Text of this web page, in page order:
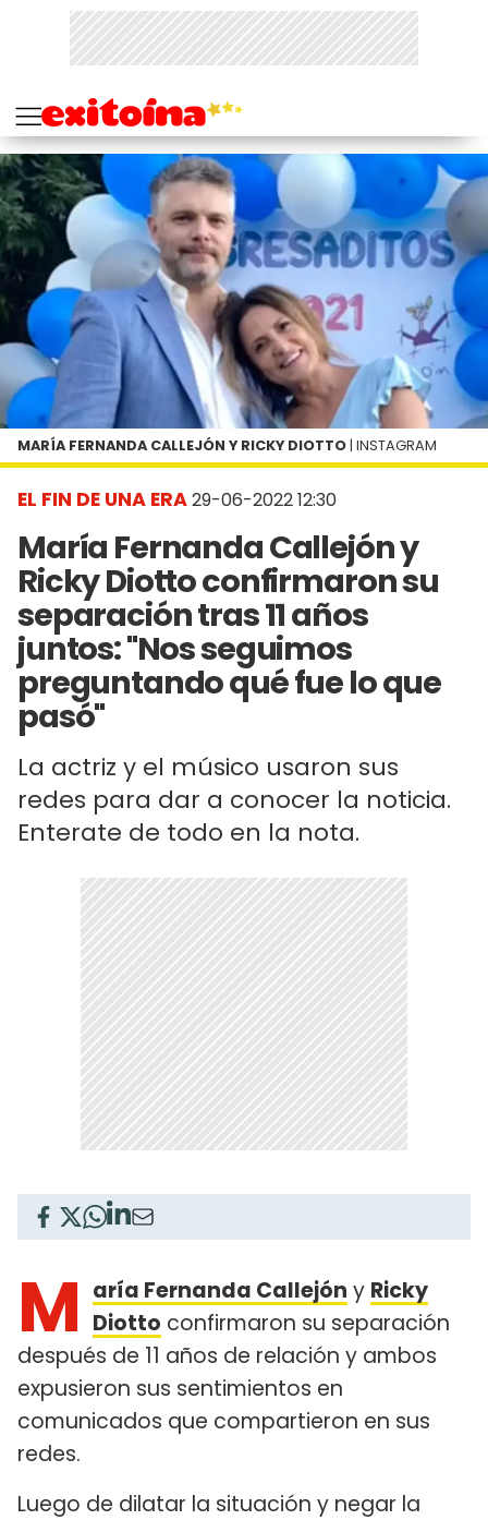
EL FIN DE UNA ERA29-06-2022 12:30
María Fernanda Callejón y
Ricky Diotto confirmaron su
separación tras 11 años
juntos: "Nos seguimos
preguntando qué fue lo que
pasó"
La actriz y el músico usaron sus
redes para dar a conocer la noticia.
Enterate de todo en la nota.
MARÍA FERNANDA CALLEJÓN Y RICKY DIOTTO | INSTAGRAM
M aría Fernanda Callejón y Ricky
Diotto confirmaron su separación
después de 11 años de relación y ambos
expusieron sus sentimientos en
comunicados que compartieron en sus
redes.
Luego de dilatar la situación y negar la